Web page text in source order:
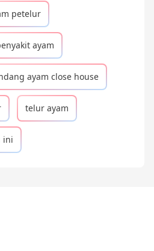
petelur
ayam
ayam close house
telur ayam
ini